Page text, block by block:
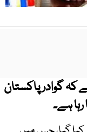
کہ گوادر پاکستان
ہے۔